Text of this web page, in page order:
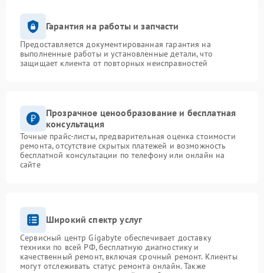
Гарантия на работы и запчасти
Предоставляется документированная гарантия на
выполненные работы и установленные детали, что
защищает клиента от повторных неисправностей
Прозрачное ценообразование и бесплатная
консультация
Точные прайс-листы, предварительная оценка стоимости
ремонта, отсутствие скрытых платежей и возможность
бесплатной консультации по телефону или онлайн на
сайте
Широкий спектр услуг
Сервисный центр Gigabyte обеспечивает доставку
техники по всей РФ, бесплатную диагностику и
качественный ремонт, включая срочный ремонт. Клиенты
могут отслеживать статус ремонта онлайн. Также